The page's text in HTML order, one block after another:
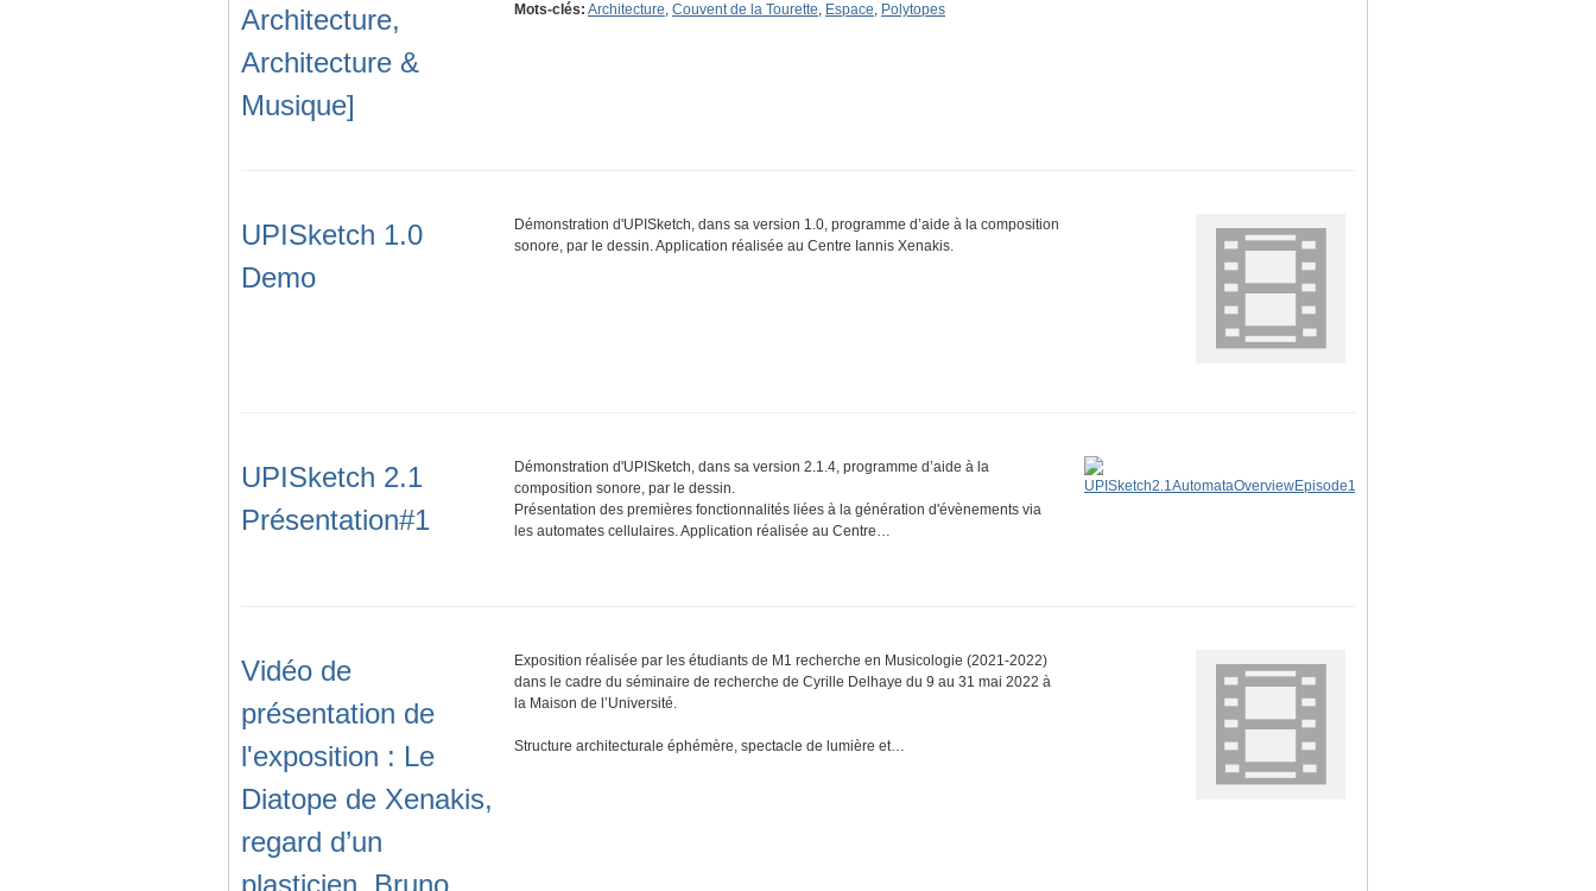
Architecture,
Architecture &
Musique]
Mots-clés: Architecture, Couvent de la Tourette, Espace, Polytopes
UPISketch 1.0
Demo
Démonstration d'UPISketch, dans sa version 1.0, programme d’aide à la composition
sonore, par le dessin. Application réalisée au Centre Iannis Xenakis.
UPISketch 2.1
Présentation#1
Démonstration d'UPISketch, dans sa version 2.1.4, programme d’aide à la
composition sonore, par le dessin.
Présentation des premières fonctionnalités liées à la génération d'évènements via
les automates cellulaires. Application réalisée au Centre…
Vidéo de
présentation de
l'exposition : Le
Diatope de Xenakis,
regard d’un
plasticien, Bruno
Exposition réalisée par les étudiants de M1 recherche en Musicologie (2021-2022)
dans le cadre du séminaire de recherche de Cyrille Delhaye du 9 au 31 mai 2022 à
la Maison de l’Université.
Structure architecturale éphémère, spectacle de lumière et…